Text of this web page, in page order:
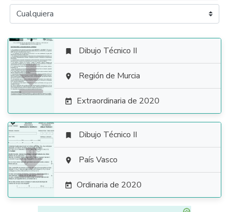

 Dibujo Técnico II
 Región de Murcia
 Extraordinaria de 2020

 Dibujo Técnico II
 País Vasco
 Ordinaria de 2020